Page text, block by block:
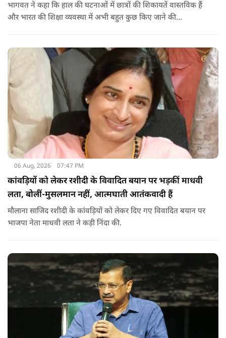
भागवत ने कहा कि हाल की घटनाओं में छात्रों की शिकायतें वास्तविक हैं
और भारत की शिक्षा व्यवस्था में अभी बहुत कुछ किए जाने की
06 Aug, 2026 07:47 PM
कांवड़ियों को लेकर रशीदी के विवादित बयान पर भड़कीं माधवी
लता, बोलीं-मुसलमान नहीं, आत्मघाती आतंकवादी हैं
मौलाना साजिद रशीदी के कांवड़ियों को लेकर दिए गए विवादित बयान पर
भाजपा नेता माधवी लता ने कड़ी निंदा की.